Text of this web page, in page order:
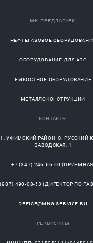
МЫ ПРЕДЛАГАЕМ
НЕФТЕГАЗОВОЕ
ОБОРУДОВАНИЕ ДЛЯ АЗС
ЕМКОСТНОЕ ОБОРУДОВАНИЕ
МЕТАЛЛОКОНСТРУКЦИИ
КОНТАКТЫ
,УФИМСКИЙ РАЙОН, С.РУССКИЙ
ЗАВОДСКАЯ, 1
+7 (347) 246-66-60
490-08-53 (ДИРЕКТОР ПО
OFFICE@MNG-SERVICE.RU
РЕКВИЗИТЫ